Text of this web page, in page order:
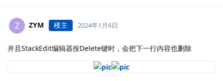
Z ZYM 楼主 2024年1月6日
并且StackEdit编辑器按Delete键时，会把下一行内容也删除